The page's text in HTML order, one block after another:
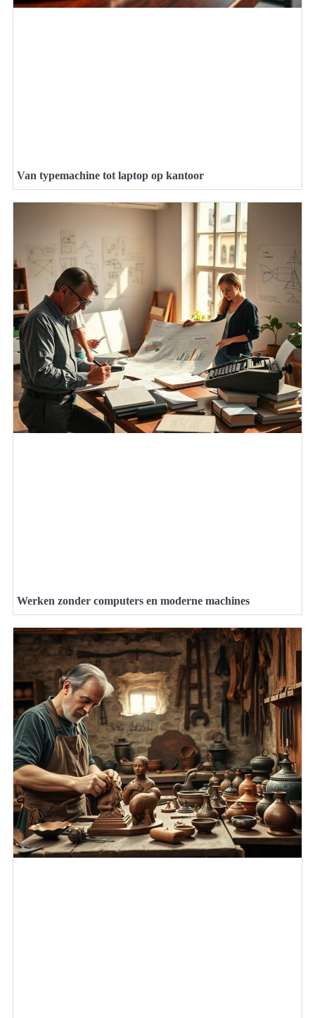
Van typemachine tot laptop op kantoor
Werken zonder computers en moderne machines